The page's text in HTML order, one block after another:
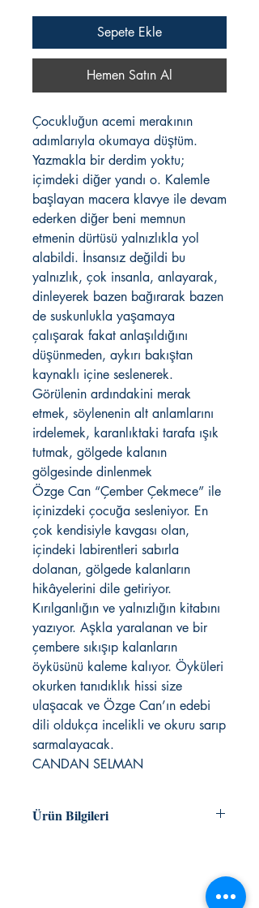
Sepete Ekle
Hemen Satın Al
Çocukluğun acemi merakının
adımlarıyla okumaya düştüm.
Yazmakla bir derdim yoktu;
içimdeki diğer yandı o. Kalemle
başlayan macera klavye ile devam
ederken diğer beni memnun
etmenin dürtüsü yalnızlıkla yol
alabildi. İnsansız değildi bu
yalnızlık, çok insanla, anlayarak,
dinleyerek bazen bağırarak bazen
de suskunlukla yaşamaya
çalışarak fakat anlaşıldığını
düşünmeden, aykırı bakıştan
kaynaklı içine seslenerek.
Görülenin ardındakini merak
etmek, söylenenin alt anlamlarını
irdelemek, karanlıktaki tarafa ışık
tutmak, gölgede kalanın
gölgesinde dinlenmek
Özge Can “Çember Çekmece” ile
içinizdeki çocuğa sesleniyor. En
çok kendisiyle kavgası olan,
içindeki labirentleri sabırla
dolanan, gölgede kalanların
hikâyelerini dile getiriyor.
Kırılganlığın ve yalnızlığın kitabını
yazıyor. Aşkla yaralanan ve bir
çembere sıkışıp kalanların
öyküsünü kaleme kalıyor. Öyküleri
okurken tanıdıklık hissi size
ulaşacak ve Özge Can’ın edebi
dili oldukça incelikli ve okuru sarıp
sarmalayacak.
CANDAN SELMAN
Ürün Bilgileri